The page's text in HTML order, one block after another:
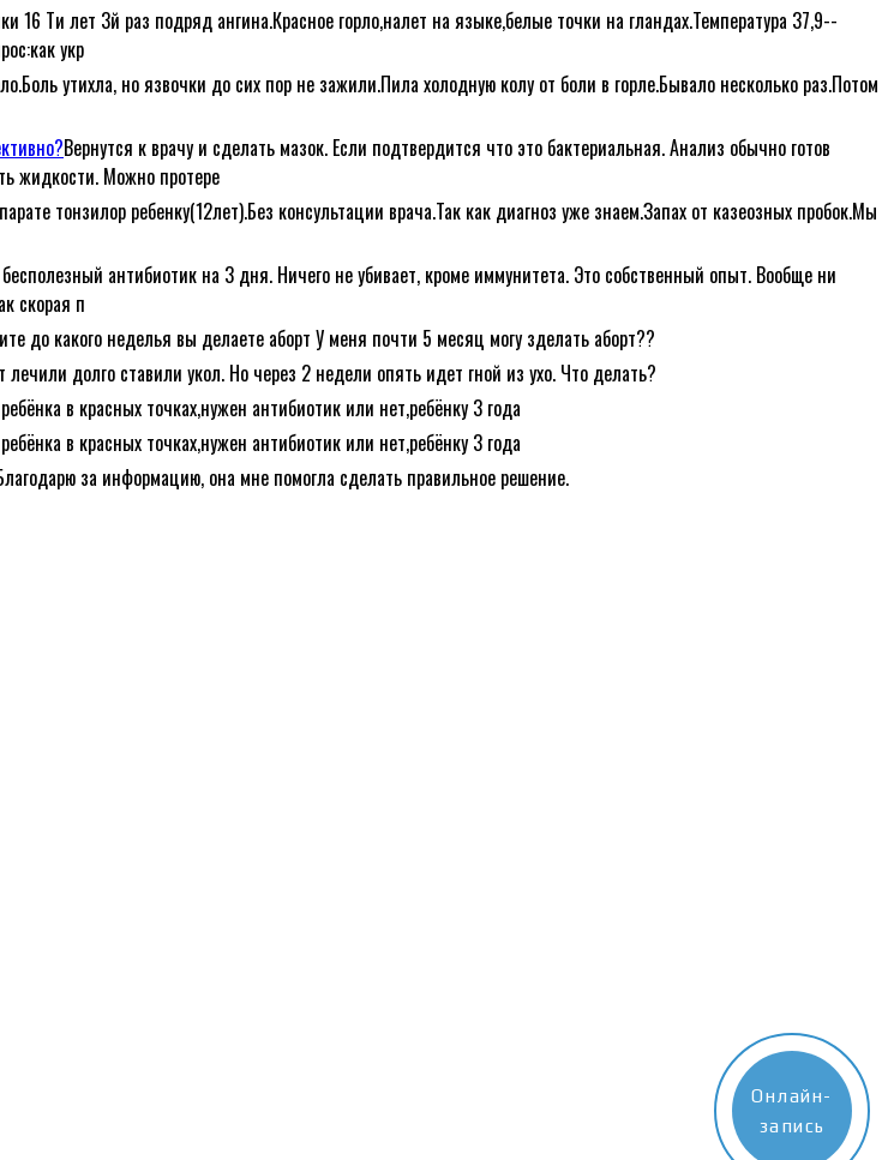
16 Ти лет 3й раз подряд ангина.Красное горло,налет на языке,белые точки на гландах.Температура 37,9--
укр
утихла, но язвочки до сих пор не зажили.Пила холодную колу от боли в горле.Бывало несколько раз.Потом
Вернутся к врачу и сделать мазок. Если подтвердится что это бактериальная. Анализ обычно готов
жидкости. Можно протере
тонзилор ребенку(12лет).Без консультации врача.Так как диагноз уже знаем.Запах от казеозных пробок.Мы
антибиотик на 3 дня. Ничего не убивает, кроме иммунитета. Это собственный опыт. Вообще ни
скорая п
до какого неделья вы делаете аборт У меня почти 5 месяц могу зделать аборт??
долго ставили укол. Но через 2 недели опять идет гной из ухо. Что делать?
в красных точках,нужен антибиотик или нет,ребёнку 3 года
в красных точках,нужен антибиотик или нет,ребёнку 3 года
за информацию, она мне помогла сделать правильное решение.
Онлайн-
запись